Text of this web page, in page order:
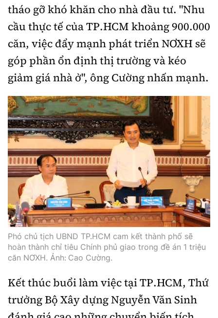
tháo gỡ khó khăn cho nhà đầu tư. "Nhu
cầu thực tế của TP.HCM khoảng 900.000
căn, việc đẩy mạnh phát triển NƠXH sẽ
góp phần ổn định thị trường và kéo
giảm giá nhà ở", ông Cường nhấn mạnh.
Phó chủ tịch UBND TP.HCM cam kết thành phố sẽ
hoàn thành chỉ tiêu Chính phủ giao trong đề án 1 triệu
căn NƠXH. Ảnh: Cao Cường.
Kết thúc buổi làm việc tại TP.HCM, Thứ
trưởng Bộ Xây dựng Nguyễn Văn Sinh